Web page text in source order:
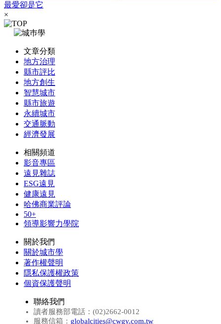
最愛卻是它
×
文章分類
地方治理
縣市評比
地方創生
智慧城市
縣市旅遊
永續城市
交通脈動
經濟發展
相關頻道
影音專區
遠見雜誌
ESG遠見
健康遠見
哈佛商業評論
50+
領導影響力學院
關於我們
關於城市學
著作權聲明
隱私保護權政策
個資保護聲明
聯絡我們
讀者服務部電話：(02)2662-0012
服務信箱： globalcities@cwgv.com.tw